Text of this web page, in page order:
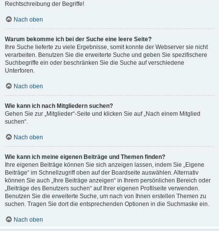
Rechtschreibung der Begriffe!
Nach oben
Warum bekomme ich bei der Suche eine leere Seite?
Ihre Suche lieferte zu viele Ergebnisse, somit konnte der Webserver sie nicht
verarbeiten. Benutzen Sie die erweiterte Suche und geben Sie spezifischere
Suchbegriffe ein oder beschränken Sie die Suche auf verschiedene
Unterforen.
Nach oben
Wie kann ich nach Mitgliedern suchen?
Gehen Sie zur „Mitglieder“-Seite und klicken Sie auf „Nach einem Mitglied
suchen“.
Nach oben
Wie kann ich meine eigenen Beiträge und Themen finden?
Ihre eigenen Beiträge können Sie sich anzeigen lassen, indem Sie „Eigene
Beiträge“ im Schnellzugriff oben auf der Boardseite auswählen. Alternativ
können Sie auch „Ihre Beiträge anzeigen“ in Ihrem persönlichen Bereich oder
„Beiträge des Benutzers suchen“ auf Ihrer eigenen Profilseite verwenden.
Benutzen Sie die erweiterte Suche, um nach von Ihnen erstellen Themen zu
suchen. Tragen Sie dort die entsprechenden Optionen in die Suchmaske ein.
Nach oben